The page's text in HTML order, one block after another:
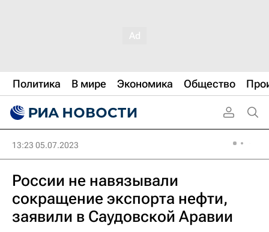
Политика В мире Экономика Общество
13:23 05.07.2023
России не навязывали
сокращение экспорта нефти,
заявили в Саудовской Аравии